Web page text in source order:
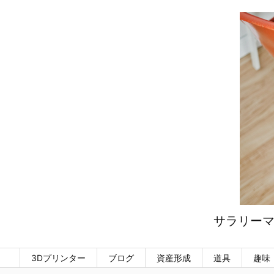
サラリー
3Dプリンター ブログ 資産形成 道具 趣味